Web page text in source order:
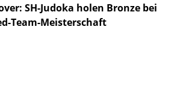
SH-Judoka holen Bronze bei
Team-Meisterschaft